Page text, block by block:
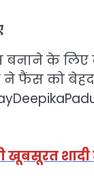
के लिए
फैंस को बेहद
खूबसूरत